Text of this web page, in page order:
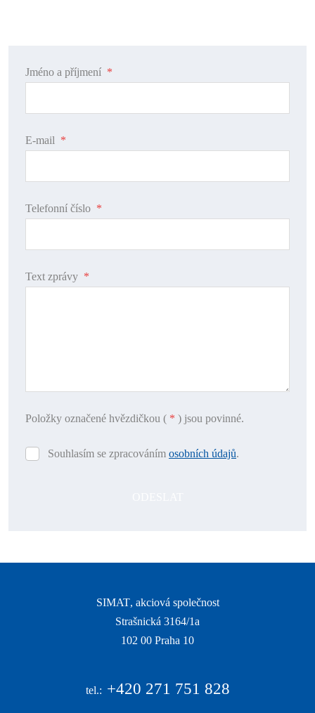
Jméno a příjmení *
E-mail *
Telefonní číslo *
Text zprávy *
Položky označené hvězdičkou ( * ) jsou povinné.
Souhlasím
Souhlasím se zpracováním osobních údajů.
SIMAT, akciová společnost
|
Strašnická 3164/1a
|
102 00 Praha 10
tel.: +420 271 751 828